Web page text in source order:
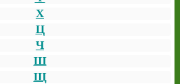
Х
Ц
Ч
Ш
Щ